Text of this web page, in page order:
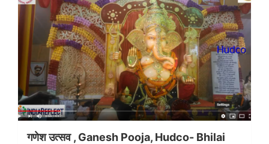
गणेश उत्सव , Ganesh Pooja, Hudco- Bhilai